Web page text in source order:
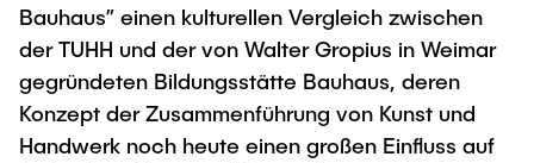
Bauhaus” einen kulturellen Vergleich zwischen
der TUHH und der von Walter Gropius in Weimar
gegründeten Bildungsstätte Bauhaus, deren
Konzept der Zusammenführung von Kunst und
Handwerk noch heute einen großen Einfluss auf